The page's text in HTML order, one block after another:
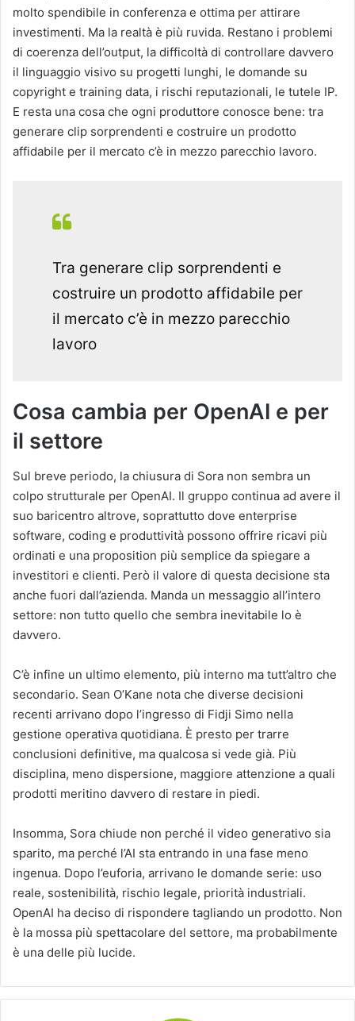
molto spendibile in conferenza e ottima per attirare
investimenti. Ma la realtà è più ruvida. Restano i problemi
di coerenza dell’output, la difficoltà di controllare davvero
il linguaggio visivo su progetti lunghi, le domande su
copyright e training data, i rischi reputazionali, le tutele IP.
E resta una cosa che ogni produttore conosce bene: tra
generare clip sorprendenti e costruire un prodotto
affidabile per il mercato c’è in mezzo parecchio lavoro.
Tra generare clip sorprendenti e
costruire un prodotto affidabile per
il mercato c’è in mezzo parecchio
lavoro
Cosa cambia per OpenAI e per
il settore
Sul breve periodo, la chiusura di Sora non sembra un
colpo strutturale per OpenAI. Il gruppo continua ad avere il
suo baricentro altrove, soprattutto dove enterprise
software, coding e produttività possono offrire ricavi più
ordinati e una proposition più semplice da spiegare a
investitori e clienti. Però il valore di questa decisione sta
anche fuori dall’azienda. Manda un messaggio all’intero
settore: non tutto quello che sembra inevitabile lo è
davvero.
C’è infine un ultimo elemento, più interno ma tutt’altro che
secondario. Sean O’Kane nota che diverse decisioni
recenti arrivano dopo l’ingresso di Fidji Simo nella
gestione operativa quotidiana. È presto per trarre
conclusioni definitive, ma qualcosa si vede già. Più
disciplina, meno dispersione, maggiore attenzione a quali
prodotti meritino davvero di restare in piedi.
Insomma, Sora chiude non perché il video generativo sia
sparito, ma perché l’AI sta entrando in una fase meno
ingenua. Dopo l’euforia, arrivano le domande serie: uso
reale, sostenibilità, rischio legale, priorità industriali.
OpenAI ha deciso di rispondere tagliando un prodotto. Non
è la mossa più spettacolare del settore, ma probabilmente
è una delle più lucide.